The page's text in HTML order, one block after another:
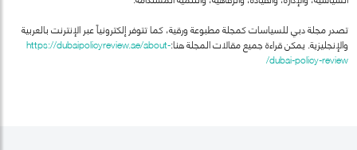
تصدر مجلة دبي للسياسات كمجلة مطبوعة ورقية، كما تتوفر إلكترونياً عبر الإنترنت بالعربية
والإنجليزية. يمكن قراءة جميع مقالات المجلة هنا:https://dubaipolicyreview.ae/about-
dubai-policy-review/